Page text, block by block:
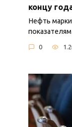
концу
Нефть
0